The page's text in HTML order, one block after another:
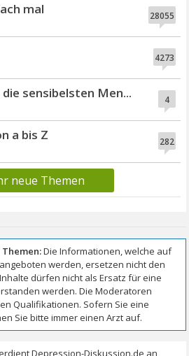
28055
mal
4273
4
sensibelsten Men...
282
a bis Z
neue Themen